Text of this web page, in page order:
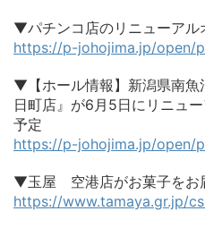
▼パチンコ店のリニューアル
https://p-johojima.jp/open/
▼【ホール情報】新潟県南魚
日町店』が6月5日にリニュ
予定
https://p-johojima.jp/open/
▼玉屋 空港店がお菓子をお
https://www.tamaya.gr.jp/